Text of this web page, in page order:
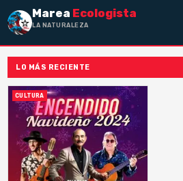
Marea Ecologista
LA NATURALEZA NO
LO MÁS RECIENTE
CULTURA